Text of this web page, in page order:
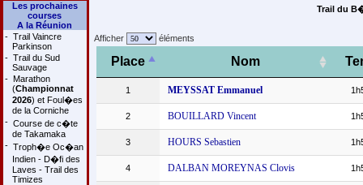
Les prochaines
courses
A la Réunion
- Trail Vaincre
Parkinson
- Trail du Sud
Sauvage
- Marathon
(Championnat
2026) et Foul�es
de la Corniche
- Course de c�te
de Takamaka
- Troph�e Oc�an
Indien - D�fi des
Laves - Trail des
Timizes
Trail du
Afficher éléments
Place Nom
1 MEYSSAT Emmanuel
2 BOUILLARD Vincent
3 HOURS Sebastien
4 DALBAN MOREYNAS Clovis